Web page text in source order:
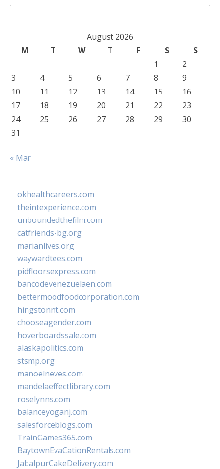
for:
August 2026
M
T W T F S
S
1
2
3
4 5 6 7 8
9
10
11 12 13 14 15
16
17
18 19 20 21 22
23
24
25 26 27 28 29
30
31
« Mar
okhealthcareers.com
theintexperience.com
unboundedthefilm.com
catfriends-bg.org
marianlives.org
waywardtees.com
pidfloorsexpress.com
bancodevenezuelaen.com
bettermoodfoodcorporation.com
hingstonnt.com
chooseagender.com
hoverboardssale.com
alaskapolitics.com
stsmp.org
manoelneves.com
mandelaeffectlibrary.com
roselynns.com
balanceyoganj.com
salesforceblogs.com
TrainGames365.com
BaytownEvaCationRentals.com
JabalpurCakeDelivery.com